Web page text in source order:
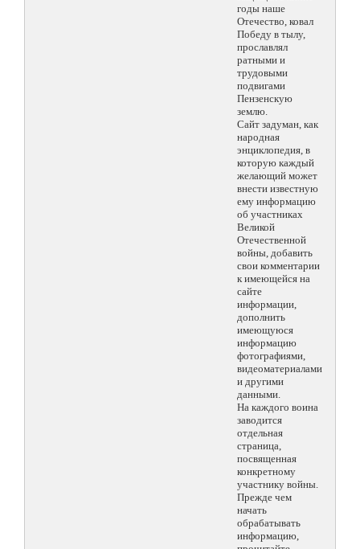
годы наше
Отечество, ковал
Победу в тылу,
прославлял
ратными и
трудовыми
подвигами
Пензенскую
землю.
Сайт задуман, как
народная
энциклопедия, в
которую каждый
желающий может
внести известную
ему информацию
об участниках
Великой
Отечественной
войны, добавить
свои комментарии
к имеющейся на
сайте
информации,
дополнить
имеющуюся
информацию
фотографиями,
видеоматериалами
и другими
данными.
На каждого воина
заводится
отдельная
страница,
посвященная
конкретному
участнику войны.
Прежде чем
начать
обрабатывать
информацию,